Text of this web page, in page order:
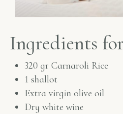
Ingredients
320 gr Carnaroli Rice
1 shallot
Extra virgin olive oil
Dry white wine